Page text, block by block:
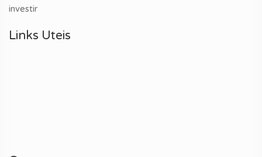
investir
Links Uteis